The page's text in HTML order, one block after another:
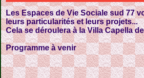
Les Espaces de Vie Sociale sud 77
leurs particularités et leurs projets...
Cela se déroulera à la Villa Capella
Programme à venir